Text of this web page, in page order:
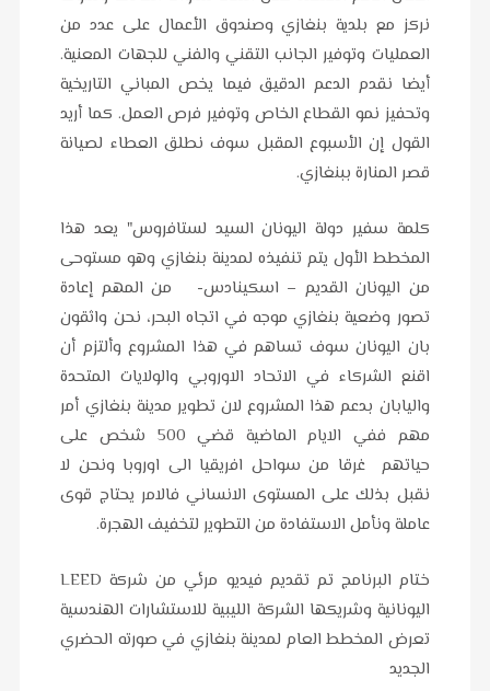
نركز مع بلدية بنغازي وصندوق الأعمال على عدد من
العمليات وتوفير الجانب التقني والفني للجهات المعنية.
أيضا نقدم الدعم الدقيق فيما يخص المباني التاريخية
وتحفيز نمو القطاع الخاص وتوفير فرص العمل. كما أريد
القول إن الأسبوع المقبل سوف نطلق العطاء لصيانة
قصر المنارة ببنغازي.
كلمة سفير دولة اليونان السيد لستافروس" يعد هذا
المخطط الأول يتم تنفيذه لمدينة بنغازي وهو مستوحى
من اليونان القديم – اسكينادس- من المهم إعادة
تصور وضعية بنغازي موجه في اتجاه البحر، نحن واثقون
بان اليونان سوف تساهم في هذا المشروع وألتزم أن
اقنع الشركاء في الاتحاد الاوروبي والولايات المتحدة
واليابان بدعم هذا المشروع لان تطوير مدينة بنغازي أمر
مهم ففي الايام الماضية قضي 500 شخص على
حياتهم غرقا من سواحل افريقيا الى اوروبا ونحن لا
نقبل بذلك على المستوى الانساني فالامر يحتاج قوى
عاملة ونأمل الاستفادة من التطوير لتخفيف الهجرة.
ختام البرنامج تم تقديم فيديو مرئي من شركة LEED
اليونانية وشريكها الشركة الليبية للاستشارات الهندسية
تعرض المخطط العام لمدينة بنغازي في صورته الحضري
الجديد